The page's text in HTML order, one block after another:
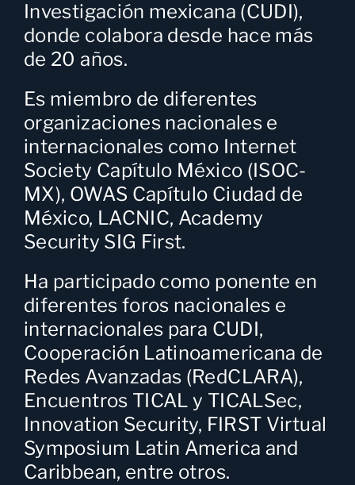
Investigación mexicana (CUDI),
donde colabora desde hace más
de 20 años.
Es miembro de diferentes
organizaciones nacionales e
internacionales como Internet
Society Capítulo México (ISOC-
MX), OWAS Capítulo Ciudad de
México, LACNIC, Academy
Security SIG First.
Ha participado como ponente en
diferentes foros nacionales e
internacionales para CUDI,
Cooperación Latinoamericana de
Redes Avanzadas (RedCLARA),
Encuentros TICAL y TICALSec,
Innovation Security, FIRST Virtual
Symposium Latin America and
Caribbean, entre otros.